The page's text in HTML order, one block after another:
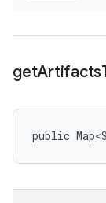
getArtifacts
public